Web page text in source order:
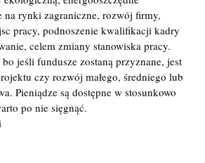
na rynki zagraniczne, rozwój firmy,
pracy, podnoszenie kwalifikacji kadry
celem zmiany stanowiska pracy.
jeśli fundusze zostaną przyznane, jest
czy rozwój małego, średniego lub
Pieniądze są dostępne w stosunkowo
po nie sięgnąć.